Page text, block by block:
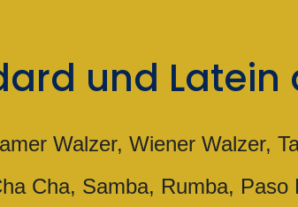
und Latein
Walzer, Wiener Walzer,
Cha, Samba, Rumba, Paso